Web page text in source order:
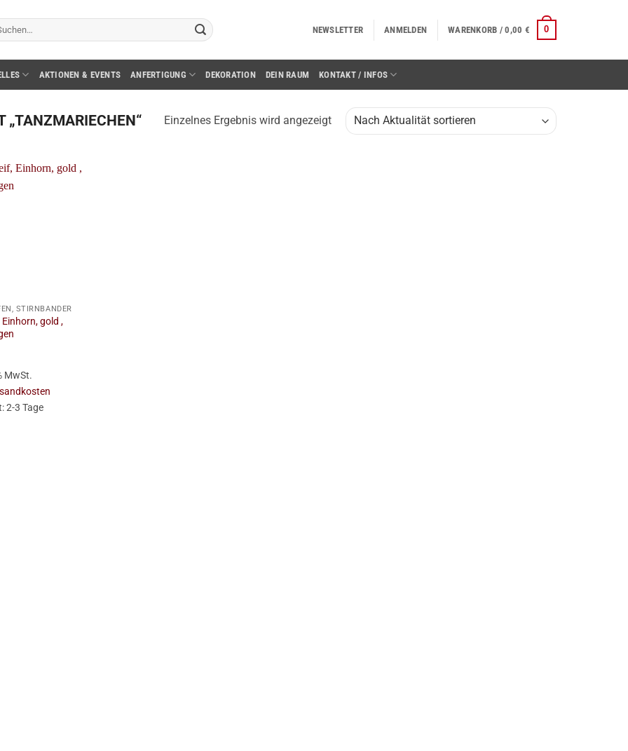
NEWSLETTER ANMELDEN WARENKORB /0,00 € 0
AKTIONEN & EVENTS ANFERTIGUNG DEKORATION DEIN RAUM KONTAKT / INFOS
„TANZMARIECHEN“ Einzelnes Ergebnis wird angezeigt
STIRNBÄNDER
gold ,
MwSt.
2-3 Tage